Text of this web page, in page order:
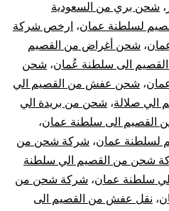
، شحن بري من السعودية
لسلطنة عمان، ارخص شركة
، شحن أغراض من القصيم
الى سلطنة عُمان، شحن
، شحن عفش من القصيم الي
الي صلالة، شحن من بريدة الي
القصيم الى سلطنة عمان،
لسلطنة عمان، شركة شحن من
شحن من القصيم الي سلطنة
سلطنة عمان، شركة شحن من
، نقل عفش من القصيم الى